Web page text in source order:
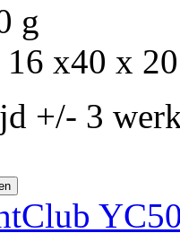
g
16 x40 x
+/- 3